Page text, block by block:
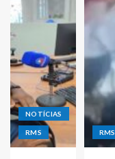
NOTÍCIAS
RMS RMS